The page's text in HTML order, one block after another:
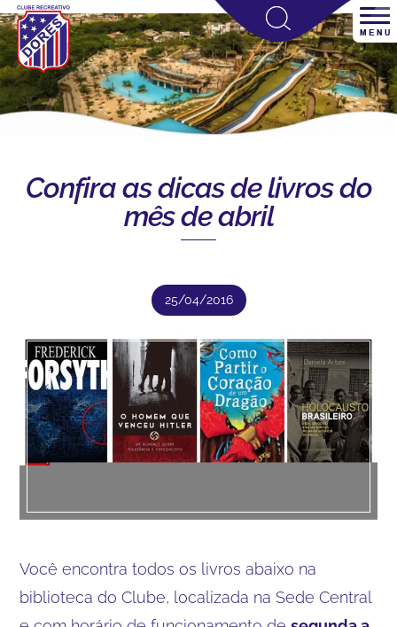
Confira as dicas de livros do
mês de abril
25/04/2016
Você encontra todos os livros abaixo na
biblioteca do Clube, localizada na Sede Central